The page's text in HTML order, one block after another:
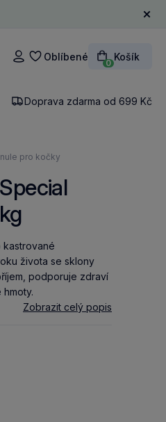
Přihlášení
Oblíbené
0
Košík
Doprava zdarma od 699 Kč
pro kočky
kastrované
života se sklony
podporuje zdraví
Zobrazit celý popis